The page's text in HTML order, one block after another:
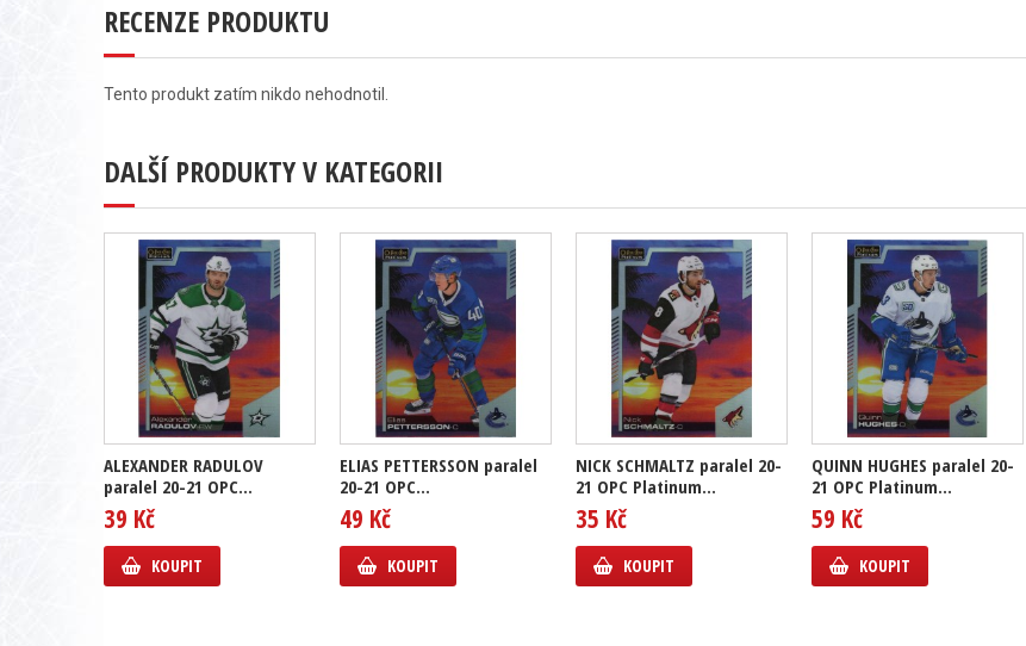
RECENZE PRODUKTU
Tento produkt zatím nikdo nehodnotil.
DALŠÍ PRODUKTY V KATEGORII
ALEXANDER RADULOV
paralel 20-21 OPC...
39 Kč
KOUPIT
ELIAS PETTERSSON paralel
20-21 OPC...
49 Kč
KOUPIT
NICK SCHMALTZ paralel 20-
21 OPC Platinum...
35 Kč
KOUPIT
QUINN HUGHES paralel 20-
21 OPC Platinum...
59 Kč
KOUPIT